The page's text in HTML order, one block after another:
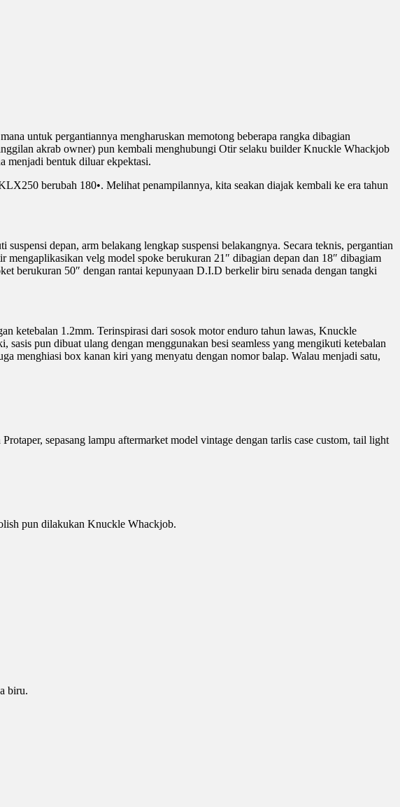
untuk pergantiannya mengharuskan memotong beberapa rangka dibagian
akrab owner) pun kembali menghubungi Otir selaku builder Knuckle Whackjob
menjadi bentuk diluar ekpektasi.
berubah 180•. Melihat penampilannya, kita seakan diajak kembali ke era tahun
depan, arm belakang lengkap suspensi belakangnya. Secara teknis, pergantian
velg model spoke berukuran 21″ dibagian depan dan 18″ dibagiam
berukuran 50″ dengan rantai kepunyaan D.I.D berkelir biru senada dengan tangki
ketebalan 1.2mm. Terinspirasi dari sosok motor enduro tahun lawas, Knuckle
pun dibuat ulang dengan menggunakan besi seamless yang mengikuti ketebalan
menghiasi box kanan kiri yang menyatu dengan nomor balap. Walau menjadi satu,
sepasang lampu aftermarket model vintage dengan tarlis case custom, tail light
pun dilakukan Knuckle Whackjob.
biru.